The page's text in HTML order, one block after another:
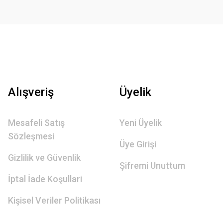
Alışveriş
Mesafeli Satış
Sözleşmesi
Gizlilik ve Güvenlik
İptal İade Koşullari
Kişisel Veriler Politikası
Üyelik
Yeni Üyelik
Üye Girişi
Şifremi Unuttum